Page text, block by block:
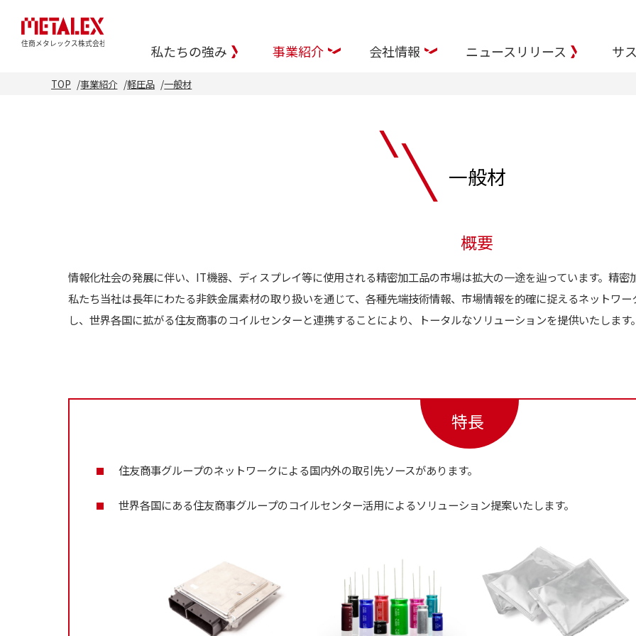
私たちの強み 事業紹介 会社情報 ニュースリリース サ
TOP 事業紹介 軽圧品 一般材
一般材
概要
情報化社会の発展に伴い、IT機器、ディスプレイ等に使用される精密加工品の市場は拡大の一途を辿っています。精
私たち当社は長年にわたる非鉄金属素材の取り扱いを通じて、各種先端技術情報、市場情報を的確に捉えるネットワ
し、世界各国に拡がる住友商事のコイルセンターと連携することにより、トータルなソリューションを提供いたします
特長
住友商事グループのネットワークによる国内外の取引先ソースがあります。
世界各国にある住友商事グループのコイルセンター活用によるソリューション提案いたします。